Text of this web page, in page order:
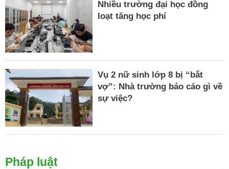
Nhiều trường đại học đồng
loạt tăng học phí
Vụ 2 nữ sinh lớp 8 bị “bắt
vợ”: Nhà trường báo cáo gì về
sự việc?
Pháp luật